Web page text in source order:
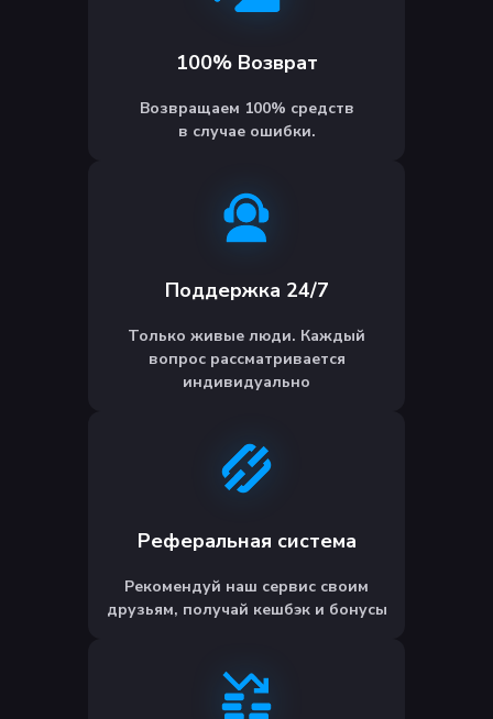
100% Возврат
Возвращаем 100% средств
в случае ошибки.
Поддержка 24/7
Только живые люди. Каждый
вопрос рассматривается
индивидуально
Реферальная система
Рекомендуй наш сервис своим
друзьям, получай кешбэк и бонусы